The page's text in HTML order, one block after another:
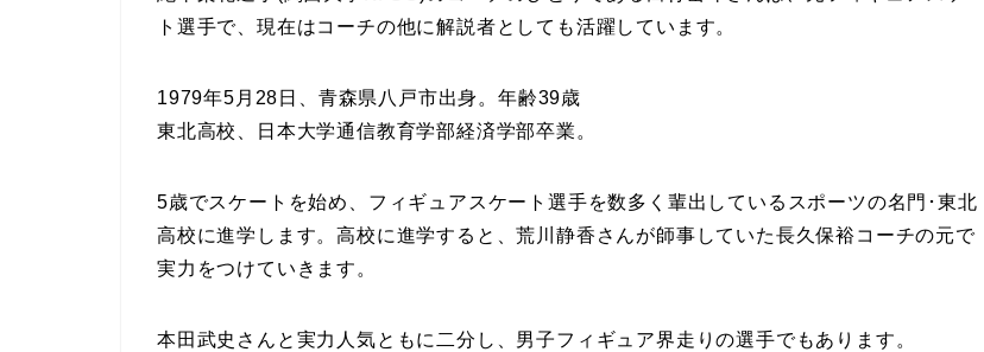
ト選手で、現在はコーチの他に解説者としても活躍しています。
1979年5月28日、青森県八戸市出身。年齢39歳
東北高校、日本大学通信教育学部経済学部卒業。
5歳でスケートを始め、フィギュアスケート選手を数多く輩出しているスポーツの名門･東北
高校に進学します。高校に進学すると、荒川静香さんが師事していた長久保裕コーチの元で
実力をつけていきます。
本田武史さんと実力人気ともに二分し、男子フィギュア界走りの選手でもあります。